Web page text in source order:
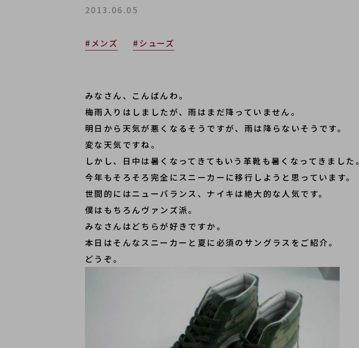
2013.06.05
#メンズ #シューズ
みなさん、こんばんわ。
梅雨入りはしましたが、雨はまだ降っていません。
明日から天気が悪くなるそうですが、雨は降らないそうです。
変な天気ですね。
しかし、日中は暑くなってきてもいう革靴も暑くなってきました。
今年もそろそろ完全にスニーカーに移行しようと思っています。
世間的にはニューバランス、ナイキは絶大的な人気です。
僕はもちろんヴァンズ派。
みなさんはどちらが好きですか。
本日はそんなスニーカーと夏に必須のサングラスをご紹介。
どうぞ。